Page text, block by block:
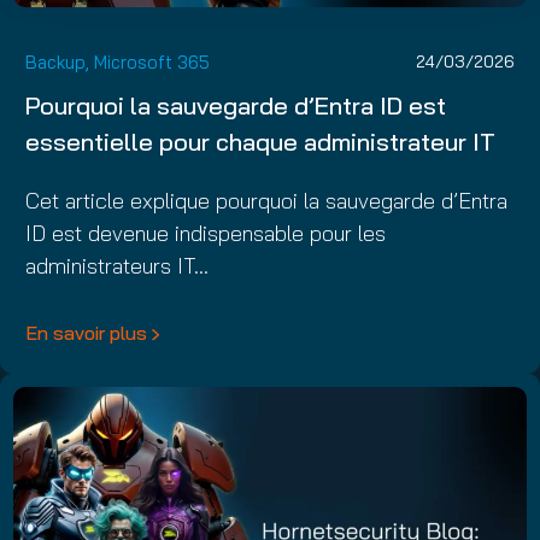
Backup Microsoft 365 24/03/2026
Pourquoi la sauvegarde d’Entra ID est
essentielle pour chaque administrateur IT
Cet article explique pourquoi la sauvegarde d’Entra
ID est devenue indispensable pour les
administrateurs IT…
En savoir plus